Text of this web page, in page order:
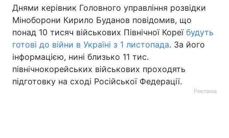
Днями керівник Головного управління розвідки
Міноборони Кирило Буданов повідомив, що
понад 10 тисяч військових Північної Кореї будуть
готові до війни в Україні з 1 листопада. За його
інформацією, нині близько 11 тис.
північнокорейських військових проходять
підготовку на сході Російської Федерації.
Реклама